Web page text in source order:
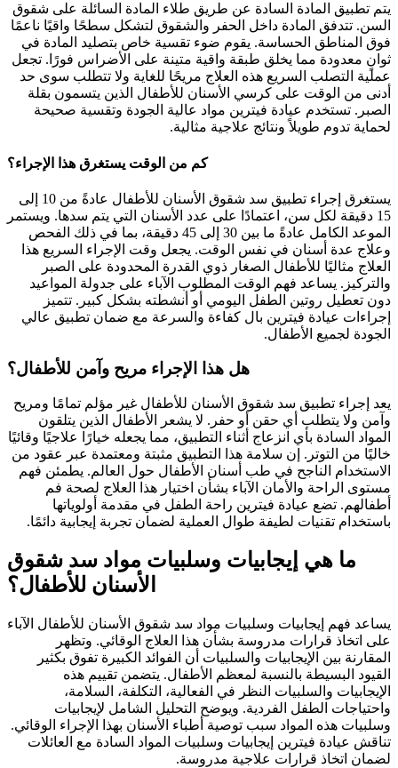
يتم تطبيق المادة السادة عن طريق طلاء المادة السائلة على شقوق
السن. تتدفق المادة داخل الحفر والشقوق لتشكل سطحًا واقيًا ناعمًا
فوق المناطق الحساسة. يقوم ضوء تقسية خاص بتصليد المادة في
ثوانٍ معدودة مما يخلق طبقة واقية متينة على الأضراس فورًا. تجعل
عملية التصلب السريع هذه العلاج مريحًا للغاية ولا تتطلب سوى حد
أدنى من الوقت على كرسي الأسنان للأطفال الذين يتسمون بقلة
الصبر. تستخدم عيادة فيترين مواد عالية الجودة وتقسية صحيحة
لحماية تدوم طويلاً ونتائج علاجية مثالية.
كم من الوقت يستغرق هذا الإجراء؟
يستغرق إجراء تطبيق سد شقوق الأسنان للأطفال عادةً من 10 إلى
15 دقيقة لكل سن، اعتمادًا على عدد الأسنان التي يتم سدها. ويستمر
الموعد الكامل عادةً ما بين 30 إلى 45 دقيقة، بما في ذلك الفحص
وعلاج عدة أسنان في نفس الوقت. يجعل وقت الإجراء السريع هذا
العلاج مثاليًا للأطفال الصغار ذوي القدرة المحدودة على الصبر
والتركيز. يساعد فهم الوقت المطلوب الآباء على جدولة المواعيد
دون تعطيل روتين الطفل اليومي أو أنشطته بشكل كبير. تتميز
إجراءات عيادة فيترين بال كفاءة والسرعة مع ضمان تطبيق عالي
الجودة لجميع الأطفال.
هل هذا الإجراء مريح وآمن للأطفال؟
يعد إجراء تطبيق سد شقوق الأسنان للأطفال غير مؤلم تمامًا ومريح
وآمن ولا يتطلب أي حقن أو حفر. لا يشعر الأطفال الذين يتلقون
المواد السادة بأي انزعاج أثناء التطبيق، مما يجعله خيارًا علاجيًا وقائيًا
خاليًا من التوتر. إن سلامة هذا التطبيق مثبتة ومعتمدة عبر عقود من
الاستخدام الناجح في طب أسنان الأطفال حول العالم. يطمئن فهم
مستوى الراحة والأمان الآباء بشأن اختيار هذا العلاج لصحة فم
أطفالهم. تضع عيادة فيترين راحة الطفل في مقدمة أولوياتها
باستخدام تقنيات لطيفة طوال العملية لضمان تجربة إيجابية دائمًا.
ما هي إيجابيات وسلبيات مواد سد شقوق
الأسنان للأطفال؟
يساعد فهم إيجابيات وسلبيات مواد سد شقوق الأسنان للأطفال الآباء
على اتخاذ قرارات مدروسة بشأن هذا العلاج الوقائي. وتظهر
المقارنة بين الإيجابيات والسلبيات أن الفوائد الكبيرة تفوق بكثير
القيود البسيطة بالنسبة لمعظم الأطفال. يتضمن تقييم هذه
الإيجابيات والسلبيات النظر في الفعالية، التكلفة، السلامة،
واحتياجات الطفل الفردية. ويوضح التحليل الشامل لإيجابيات
وسلبيات هذه المواد سبب توصية أطباء الأسنان بهذا الإجراء الوقائي.
تناقش عيادة فيترين إيجابيات وسلبيات المواد السادة مع العائلات
لضمان اتخاذ قرارات علاجية مدروسة.